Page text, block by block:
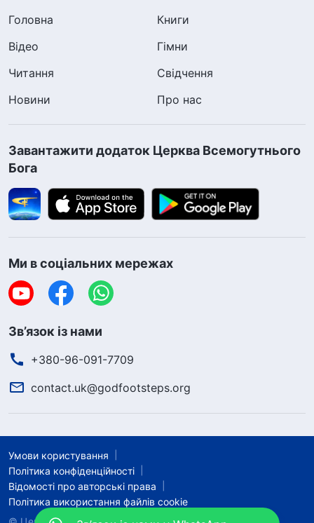
Головна
Книги
Відео
Гімни
Читання
Свідчення
Новини
Про нас
Завантажити додаток Церква Всемогутнього
Бога
Ми в соціальних мережах
Зв’язок із нами
+380-96-091-7709
contact.uk@godfootsteps.org
Умови користування
Політика конфіденційності
Відомості про авторські права
Політика використання файлів cookie